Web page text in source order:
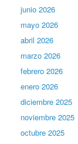
junio 2026
mayo 2026
abril 2026
marzo 2026
febrero 2026
enero 2026
diciembre 2025
noviembre 2025
octubre 2025